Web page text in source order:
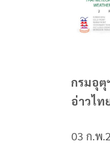
กรมอุตุ
อ่าวไท
03 ก.พ